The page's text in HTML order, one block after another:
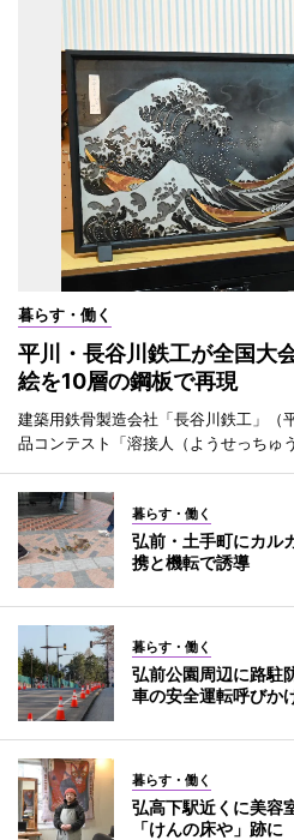
暮らす・働く
平川・長谷川鉄工が全国
絵を10層の鋼板で再現
建築用鉄骨製造会社「長谷川鉄工」（
品コンテスト「溶接人（ようせっちゅ
暮らす・働く
弘前・土手町にカ
携と機転で誘導
暮らす・働く
弘前公園周辺に路
車の安全運転呼びか
暮らす・働く
弘高下駅近くに美
「けんの床や」跡に